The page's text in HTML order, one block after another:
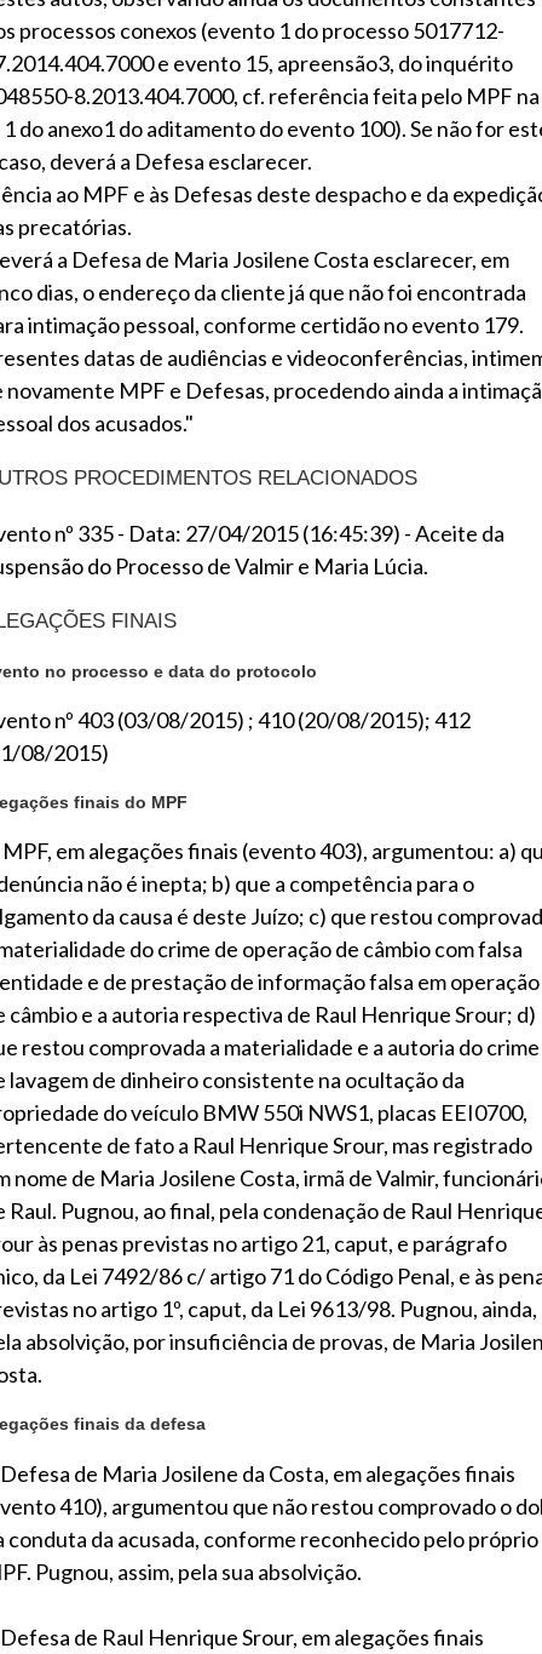
processos conexos (evento 1 do processo 5017712-
e evento 15, apreensão3, do inquérito
8.2013.404.7000, cf. referência feita pelo MPF na
do anexo1 do aditamento do evento 100). Se não for
deverá a Defesa esclarecer.
ao MPF e às Defesas deste despacho e da
precatórias.
a Defesa de Maria Josilene Costa esclarecer, em
dias, o endereço da cliente já que não foi encontrada
intimação pessoal, conforme certidão no evento 179.
datas de audiências e videoconferências,
novamente MPF e Defesas, procedendo ainda a
dos acusados."
PROCEDIMENTOS RELACIONADOS
nº 335 - Data: 27/04/2015 (16:45:39) - Aceite da
do Processo de Valmir e Maria Lúcia.
FINAIS
no processo e data do protocolo
nº 403 (03/08/2015) ; 410 (20/08/2015); 412
08/2015)
finais do MPF
em alegações finais (evento 403), argumentou: a)
não é inepta; b) que a competência para o
da causa é deste Juízo; c) que restou
do crime de operação de câmbio com falsa
e de prestação de informação falsa em operação
câmbio e a autoria respectiva de Raul Henrique Srour; d)
restou comprovada a materialidade e a autoria do crime
lavagem de dinheiro consistente na ocultação da
do veículo BMW 550i NWS1, placas EEI0700,
de fato a Raul Henrique Srour, mas registrado
nome de Maria Josilene Costa, irmã de Valmir,
Raul. Pugnou, ao final, pela condenação de Raul
às penas previstas no artigo 21, caput, e parágrafo
da Lei 7492/86 c/ artigo 71 do Código Penal, e às
no artigo 1º, caput, da Lei 9613/98. Pugnou, ainda,
absolvição, por insuficiência de provas, de Maria
finais da defesa
de Maria Josilene da Costa, em alegações finais
410), argumentou que não restou comprovado o
conduta da acusada, conforme reconhecido pelo próprio
Pugnou, assim, pela sua absolvição.
de Raul Henrique Srour, em alegações finais